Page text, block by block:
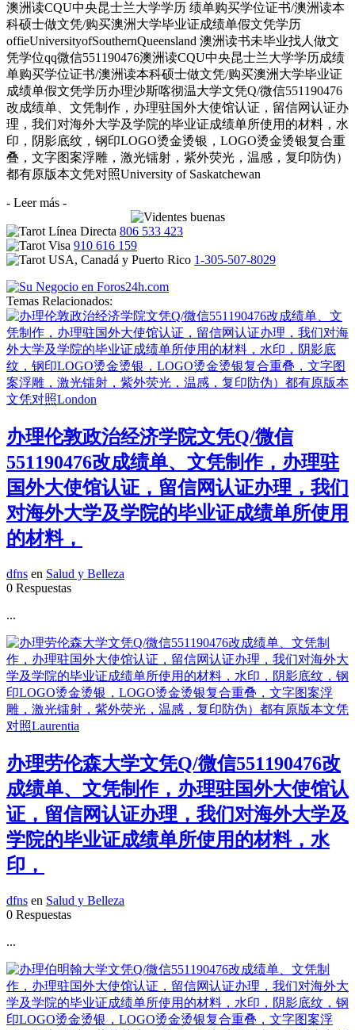
澳洲读CQU中央昆士兰大学学历 绩单购买学位证书/澳洲读本
科硕士做文凭/购买澳洲大学毕业证成绩单假文凭学历
offieUniversityofSouthernQueensland 澳洲读书未毕业找人做文
凭学位qq微信551190476澳洲读CQU中央昆士兰大学学历成绩
单购买学位证书/澳洲读本科硕士做文凭/购买澳洲大学毕业证
成绩单假文凭学历办理沙斯喀彻温大学文凭Q/微信551190476
改成绩单、文凭制作，办理驻国外大使馆认证，留信网认证办
理，我们对海外大学及学院的毕业证成绩单所使用的材料，水
印，阴影底纹，钢印LOGO烫金烫银，LOGO烫金烫银复合重
叠，文字图案浮雕，激光镭射，紫外荧光，温感，复印防伪）
都有原版本文凭对照University of Saskatchewan
- Leer más -
806 533 423
910 616 159
1-305-507-8029
Temas Relacionados:
办理伦敦政治经济学院文凭Q/微信
551190476改成绩单、文凭制作，办理驻
国外大使馆认证，留信网认证办理，我们
对海外大学及学院的毕业证成绩单所使用
的材料，
dfns en Salud y Belleza
0 Respuestas
...
办理劳伦森大学文凭Q/微信551190476改
成绩单、文凭制作，办理驻国外大使馆认
证，留信网认证办理，我们对海外大学及
学院的毕业证成绩单所使用的材料，水
印，
dfns en Salud y Belleza
0 Respuestas
...